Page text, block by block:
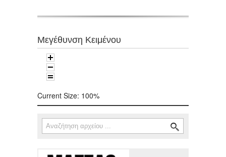
Μεγέθυνση Κειμένου
Current Size: 100%
Φόρμα αναζήτησης
Αναζήτηση